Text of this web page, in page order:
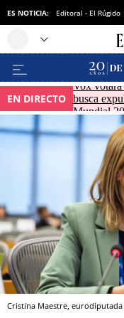
ES NOTICIA: Editoral - El Rúgido
EN DIRECTO
Vox
busca
Mundial
Cristina Maestre, eurodiputada